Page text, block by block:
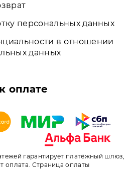
персональных данных
в отношении
данных
оплате
гарантирует платёжный шлюз,
оплата. Страница оплаты